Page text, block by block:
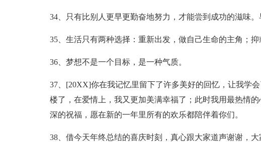
34、只有比别人更早更勤奋地努力，才能尝到成功的滋味。
35、生活只有两种选择：重新出发，做自己生命的主角；抑
36、梦想不是一个目标，是一种气质。
37、[20XX]你在我记忆里留下了许多美好的回忆，让我学
楼了，在爱情上，我又更加美满幸福了；此时我用最热情
深的祝福，愿在新的一年里所有的欢乐都陪伴着你们。
38、借今天年终总结的喜庆时刻，真心跟大家道声谢谢，